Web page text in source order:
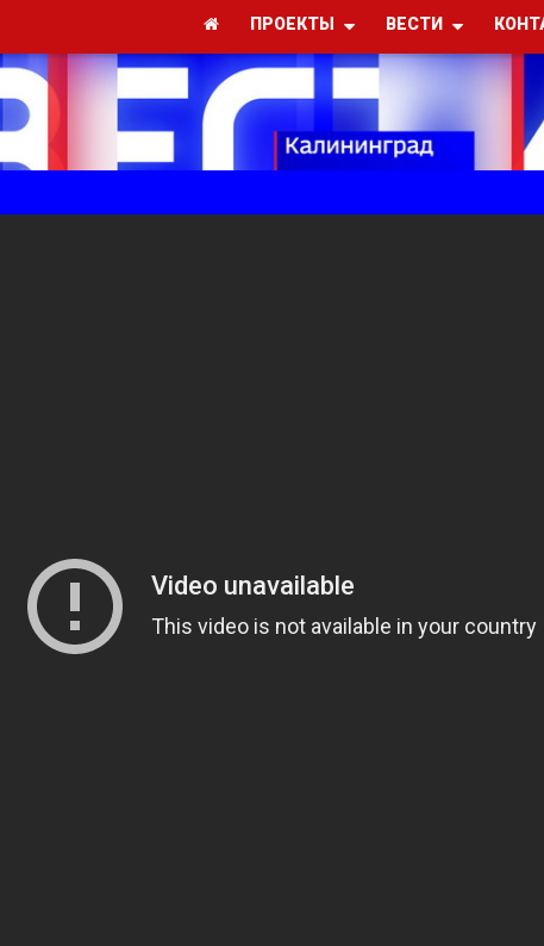
ПРОЕКТЫ ВЕСТИ